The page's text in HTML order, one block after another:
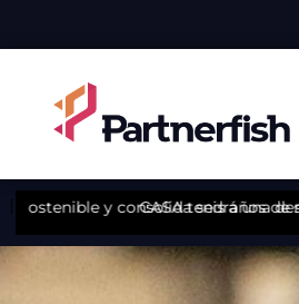
seis años de medición
CASA tendrá una destacada